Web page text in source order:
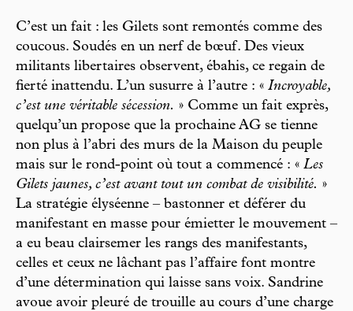
C’est un fait : les Gilets sont remontés comme des
coucous. Soudés en un nerf de bœuf. Des vieux
militants libertaires observent, ébahis, ce regain de
fierté inattendu. L’un susurre à l’autre : « Incroyable,
c’est une véritable sécession. » Comme un fait exprès,
quelqu’un propose que la prochaine AG se tienne
non plus à l’abri des murs de la Maison du peuple
mais sur le rond-point où tout a commencé : « Les
Gilets jaunes, c’est avant tout un combat de visibilité. »
La stratégie élyséenne – bastonner et déférer du
manifestant en masse pour émietter le mouvement –
a eu beau clairsemer les rangs des manifestants,
celles et ceux ne lâchant pas l’affaire font montre
d’une détermination qui laisse sans voix. Sandrine
avoue avoir pleuré de trouille au cours d’une charge